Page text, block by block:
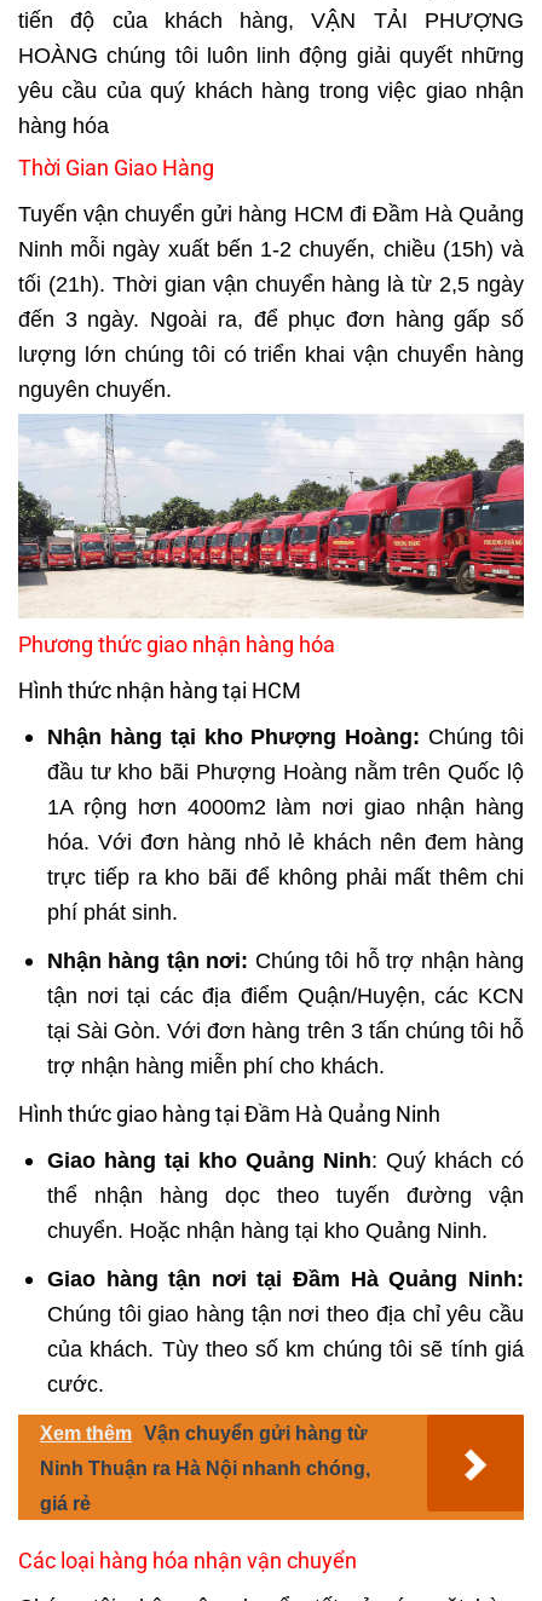
tiến độ của khách hàng, VẬN TẢI PHƯỢNG
HOÀNG chúng tôi luôn linh động giải quyết những
yêu cầu của quý khách hàng trong việc giao nhận
hàng hóa
Thời Gian Giao Hàng
Tuyến vận chuyển gửi hàng HCM đi Đầm Hà Quảng
Ninh mỗi ngày xuất bến 1-2 chuyến, chiều (15h) và
tối (21h). Thời gian vận chuyển hàng là từ 2,5 ngày
đến 3 ngày. Ngoài ra, để phục đơn hàng gấp số
lượng lớn chúng tôi có triển khai vận chuyển hàng
nguyên chuyến.
Phương thức giao nhận hàng hóa
Hình thức nhận hàng tại HCM
Nhận hàng tại kho Phượng Hoàng: Chúng tôi
đầu tư kho bãi Phượng Hoàng nằm trên Quốc lộ
1A rộng hơn 4000m2 làm nơi giao nhận hàng
hóa. Với đơn hàng nhỏ lẻ khách nên đem hàng
trực tiếp ra kho bãi để không phải mất thêm chi
phí phát sinh.
Nhận hàng tận nơi: Chúng tôi hỗ trợ nhận hàng
tận nơi tại các địa điểm Quận/Huyện, các KCN
tại Sài Gòn. Với đơn hàng trên 3 tấn chúng tôi hỗ
trợ nhận hàng miễn phí cho khách.
Hình thức giao hàng tại Đầm Hà Quảng Ninh
Giao hàng tại kho Quảng Ninh: Quý khách có
thể nhận hàng dọc theo tuyến đường vận
chuyển. Hoặc nhận hàng tại kho Quảng Ninh.
Giao hàng tận nơi tại Đầm Hà Quảng Ninh:
Chúng tôi giao hàng tận nơi theo địa chỉ yêu cầu
của khách. Tùy theo số km chúng tôi sẽ tính giá
cước.
Xem thêm Vận chuyển gửi hàng từ
Ninh Thuận ra Hà Nội nhanh chóng,
giá rẻ
Các loại hàng hóa nhận vận chuyển